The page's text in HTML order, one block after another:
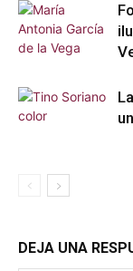
DEJA UNA